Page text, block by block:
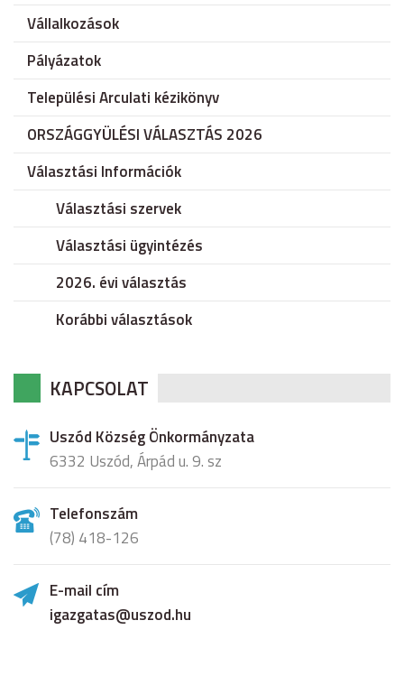
Vállalkozások
Pályázatok
Települési Arculati kézikönyv
ORSZÁGGYÜLÉSI VÁLASZTÁS 2026
Választási Információk
Választási szervek
Választási ügyintézés
2026. évi választás
Korábbi választások
KAPCSOLAT
Uszód Község Önkormányzata
6332 Uszód, Árpád u. 9. sz
Telefonszám
(78) 418-126
E-mail cím
igazgatas@uszod.hu